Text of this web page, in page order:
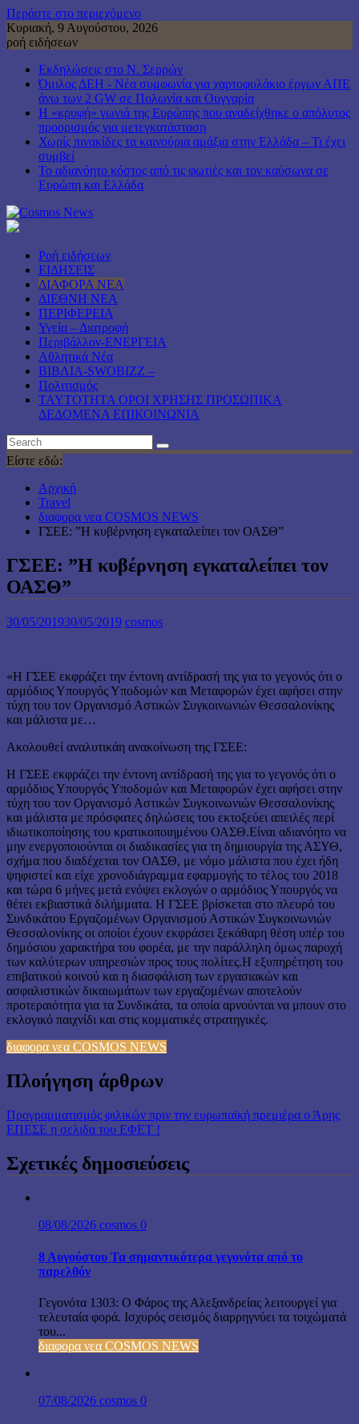
Περάστε στο περιεχόμενο
Κυριακή, 9 Αυγούστου, 2026
ροή ειδήσεων
Εκδηλώσεις στο Ν. Σερρών
Όμιλος ΔΕΗ - Νέα συμφωνία για χαρτοφυλάκιο έργων ΑΠΕ
άνω των 2 GW σε Πολωνία και Ουγγαρία
Η «κρυφή» γωνιά της Ευρώπης που αναδείχθηκε ο απόλυτος
προορισμός για μετεγκατάσταση
Χωρίς πινακίδες τα καινούρια αμάξια στην Ελλάδα – Τι έχει
συμβεί
Το αδιανόητο κόστος από τις φωτιές και τον καύσωνα σε
Ευρώπη και Ελλάδα
Ροή ειδήσεων
ΕΙΔΗΣΕΙΣ
ΔΙΑΦΟΡΑ ΝΕΑ
ΔΙΕΘΝΗ ΝΕΑ
ΠΕΡΙΦΕΡΕΙΑ
Υγεία – Διατροφή
Περιβάλλον-ΕΝΕΡΓΕΙΑ
Αθλητικά Νέα
ΒΙΒΛΙΑ-SWOBIZZ –
Πολιτισμός
TAYTOTHTA ΟΡΟΙ ΧΡΗΣΗΣ ΠΡΟΣΩΠΙΚΑ
ΔΕΔΟΜΕΝΑ ΕΠΙΚΟΙΝΩΝΙΑ
Είστε εδώ:
Αρχική
Travel
διαφορα νεα COSMOS NEWS
ΓΣΕΕ: ”Η κυβέρνηση εγκαταλείπει τον ΟΑΣΘ”
ΓΣΕΕ: ”Η κυβέρνηση εγκαταλείπει τον
ΟΑΣΘ”
30/05/201930/05/2019 cosmos
«Η ΓΣΕΕ εκφράζει την έντονη αντίδρασή της για το γεγονός ότι ο
αρμόδιος Υπουργός Υποδομών και Μεταφορών έχει αφήσει στην
τύχη του τον Οργανισμό Αστικών Συγκοινωνιών Θεσσαλονίκης
και μάλιστα με…
Ακολουθεί αναλυτικάη ανακοίνωση της ΓΣΕΕ:
Η ΓΣΕΕ εκφράζει την έντονη αντίδρασή της για το γεγονός ότι ο
αρμόδιος Υπουργός Υποδομών και Μεταφορών έχει αφήσει στην
τύχη του τον Οργανισμό Αστικών Συγκοινωνιών Θεσσαλονίκης
και μάλιστα με πρόσφατες δηλώσεις του εκτοξεύει απειλές περί
ιδιωτικοποίησης του κρατικοποιημένου ΟΑΣΘ.Είναι αδιανόητο να
μην ενεργοποιούνται οι διαδικασίες για τη δημιουργία της ΑΣΥΘ,
σχήμα που διαδέχεται τον ΟΑΣΘ, με νόμο μάλιστα που έχει ήδη
ψηφιστεί και είχε χρονοδιάγραμμα εφαρμογής το τέλος του 2018
και τώρα 6 μήνες μετά ενόψει εκλογών ο αρμόδιος Υπουργός να
θέτει εκβιαστικά διλήμματα. Η ΓΣΕΕ βρίσκεται στο πλευρό του
Συνδικάτου Εργαζομένων Οργανισμού Αστικών Συγκοινωνιών
Θεσσαλονίκης οι οποίοι έχουν εκφράσει ξεκάθαρη θέση υπέρ του
δημόσιου χαρακτήρα του φορέα, με την παράλληλη όμως παροχή
των καλύτερων υπηρεσιών προς τους πολίτες.Η εξυπηρέτηση του
επιβατικού κοινού και η διασφάλιση των εργασιακών και
ασφαλιστικών δικαιωμάτων των εργαζομένων αποτελούν
προτεραιότητα για τα Συνδικάτα, τα οποία αρνούνται να μπουν στο
εκλογικό παιχνίδι και στις κομματικές στρατηγικές.
διαφορα νεα COSMOS NEWS
Πλοήγηση άρθρων
Προγραμματισμός φιλικών πριν την ευρωπαϊκή πρεμιέρα ο Άρης
ΕΠΕΣΕ η σελιδα του ΕΦΕΤ !
Σχετικές δημοσιεύσεις
08/08/2026 cosmos 0
8 Αυγούστου Τα σημαντικότερα γεγονότα από το
παρελθόν
Γεγονότα 1303: Ο Φάρος της Αλεξανδρείας λειτουργεί για
τελευταία φορά. Ισχυρός σεισμός διαρρηγνύει τα τοιχώματά
του...
διαφορα νεα COSMOS NEWS
07/08/2026 cosmos 0